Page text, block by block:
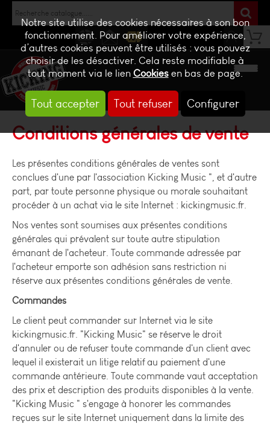
Notre site utilise des cookies nécessaires à son bon
fonctionnement. Pour améliorer votre expérience,
d’autres cookies peuvent être utilisés : vous pouvez
choisir de les désactiver. Cela reste modifiable à
tout moment via le lienCookiesen bas de page.
Tout accepter Tout refuser Configurer
NEWS CONTACTBILLETTERIE
Conditions générales de vente
Les présentes conditions générales de ventes sont
conclues d'une par l'association Kicking Music ", et d'autre
part, par toute personne physique ou morale souhaitant
procéder à un achat via le site Internet : kickingmusic.fr.
Nos ventes sont soumises aux présentes conditions
générales qui prévalent sur toute autre stipulation
émanant de l'acheteur. Toute commande adressée par
l'acheteur emporte son adhésion sans restriction ni
réserve aux présentes conditions générales de vente.
Commandes
Le client peut commander sur Internet via le site
kickingmusic.fr. "Kicking Music" se réserve le droit
d'annuler ou de refuser toute commande d'un client avec
lequel il existerait un litige relatif au paiement d'une
commande antérieure. Toute commande vaut acceptation
des prix et description des produits disponibles à la vente.
"Kicking Music " s'engage à honorer les commandes
reçues sur le site Internet uniquement dans la limite des